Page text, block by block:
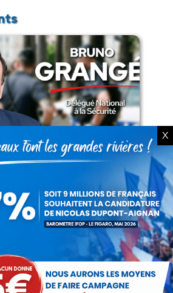
légitimité de l’usage des
de l’ordre
X